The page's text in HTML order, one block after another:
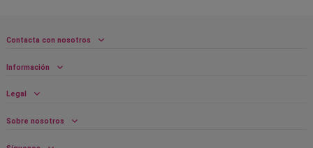
Contacta con nosotros
Información
Legal
Sobre nosotros